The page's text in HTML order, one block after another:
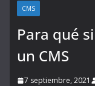
CMS
Para qué
un CMS
7 septiembre, 2021